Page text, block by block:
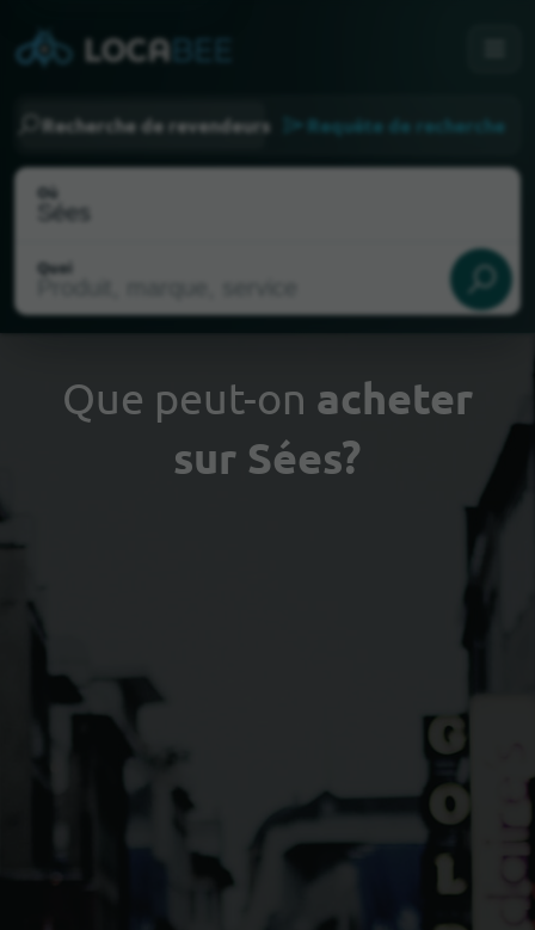
Recherche de revendeurs Requête de recherche
Où
Quoi
Choisir ma localisation
Que peut-on acheter
sur Sées?